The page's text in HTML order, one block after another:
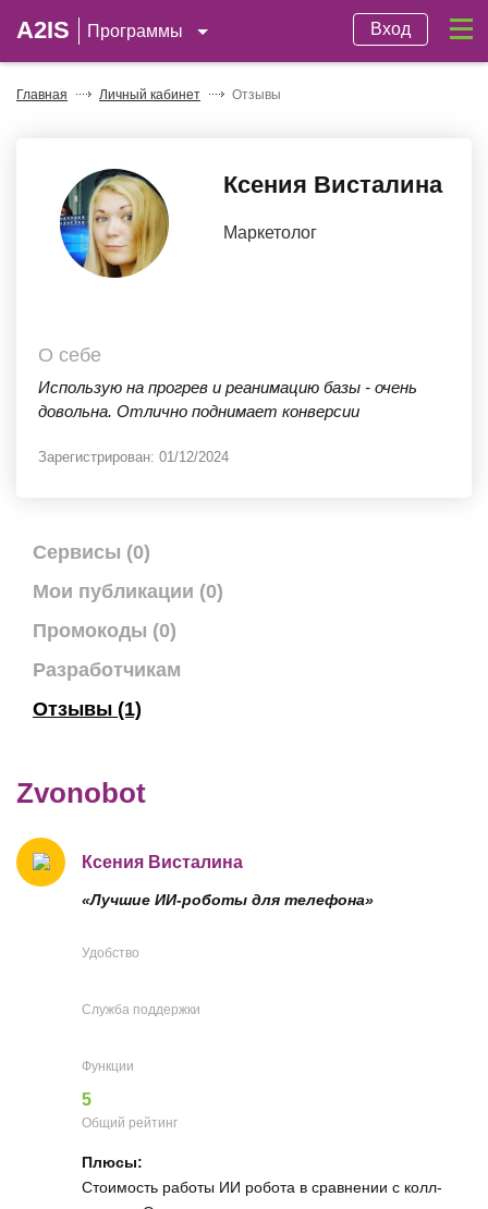
A2IS Программы Вход
Главная Личный кабинет Отзывы
Ксения Висталина
Маркетолог
О себе
Использую на прогрев и реанимацию базы - очень
довольна. Отлично поднимает конверсии
Зарегистрирован: 01/12/2024
Сервисы (0)
Мои публикации (0)
Промокоды (0)
Разработчикам
Отзывы (1)
Zvonobot
Ксения Висталина
«Лучшие ИИ-роботы для телефона»
Удобство
Служба поддержки
Функции
5
Общий рейтинг
Плюсы:
Стоимость работы ИИ робота в сравнении с колл-